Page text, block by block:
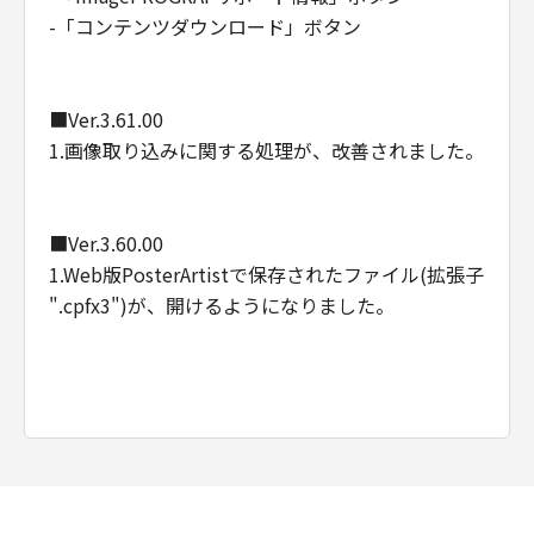
-「コンテンツダウンロード」ボタン
■Ver.3.61.00
1.画像取り込みに関する処理が、改善されました。
■Ver.3.60.00
1.Web版PosterArtistで保存されたファイル(拡張子
".cpfx3")が、開けるようになりました。